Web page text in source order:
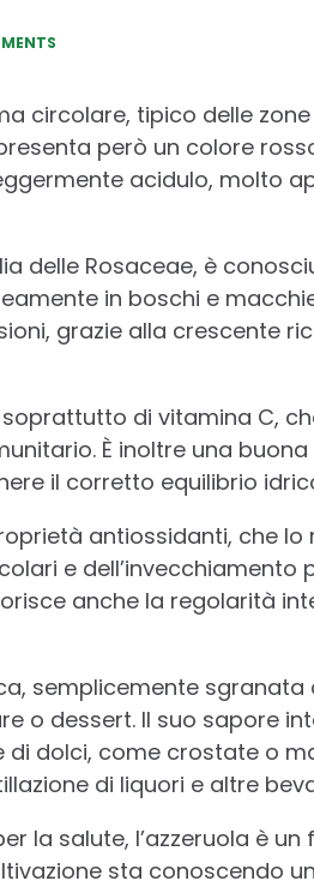
circolare, tipico delle
però un colore
acidulo, molto
delle Rosaceae, è
in boschi e
grazie alla crescente
di vitamina C,
È inoltre una
il corretto equilibrio
antiossidanti, che
e dell’invecchiamento
anche la regolarità
semplicemente
o dessert. Il suo sapore
dolci, come crostate o
di liquori e altre
la salute, l’azzeruola è
sta conoscendo